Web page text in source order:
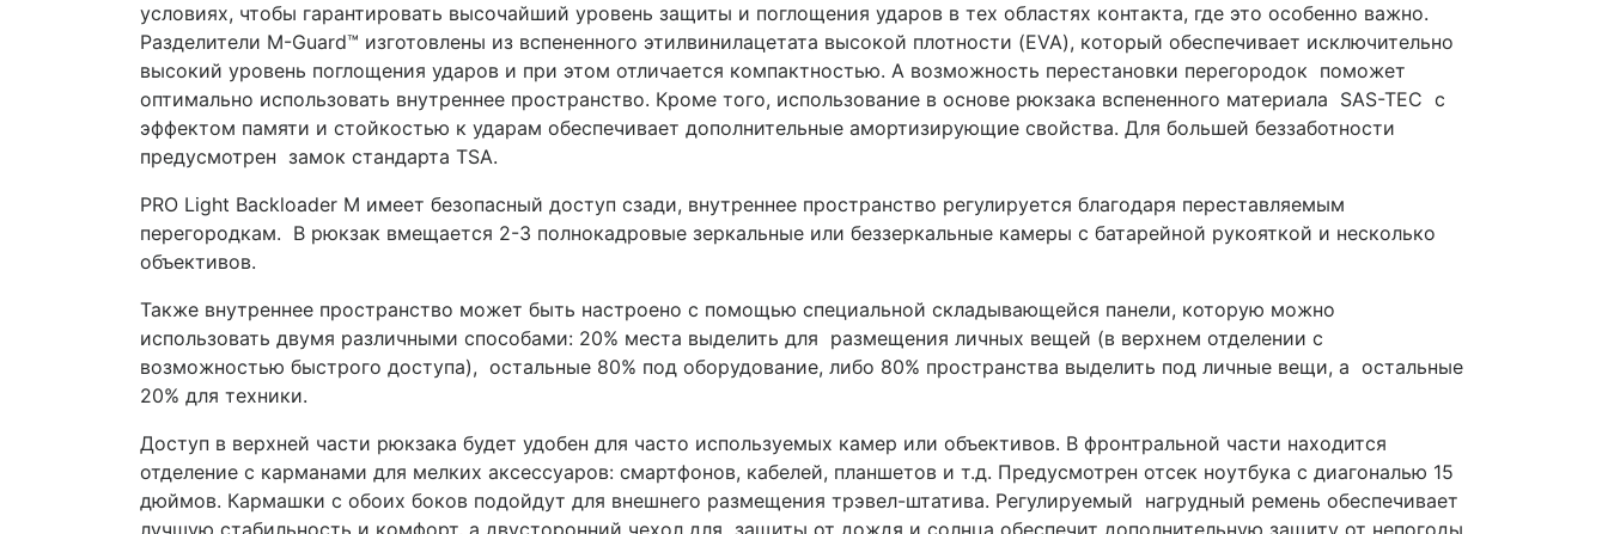
условиях, чтобы гарантировать высочайший уровень защиты и поглощения ударов в тех областях контакта, где это особенно важно.
Разделители M-Guard™ изготовлены из вспененного этилвинилацетата высокой плотности (EVA), который обеспечивает исключительно
высокий уровень поглощения ударов и при этом отличается компактностью. А возможность перестановки перегородок поможет
оптимально использовать внутреннее пространство. Кроме того, использование в основе рюкзака вспененного материала SAS-TEC с
эффектом памяти и стойкостью к ударам обеспечивает дополнительные амортизирующие свойства. Для большей беззаботности
предусмотрен замок стандарта TSA.
PRO Light Backloader M имеет безопасный доступ сзади, внутреннее пространство регулируется благодаря переставляемым
перегородкам. В рюкзак вмещается 2-3 полнокадровые зеркальные или беззеркальные камеры с батарейной рукояткой и несколько
объективов.
Также внутреннее пространство может быть настроено с помощью специальной складывающейся панели, которую можно
использовать двумя различными способами: 20% места выделить для размещения личных вещей (в верхнем отделении с
возможностью быстрого доступа), остальные 80% под оборудование, либо 80% пространства выделить под личные вещи, а остальные
20% для техники.
Доступ в верхней части рюкзака будет удобен для часто используемых камер или объективов. В фронтральной части находится
отделение с карманами для мелких аксессуаров: смартфонов, кабелей, планшетов и т.д. Предусмотрен отсек ноутбука с диагональю 15
дюймов. Кармашки с обоих боков подойдут для внешнего размещения трэвел-штатива. Регулируемый нагрудный ремень обеспечивает